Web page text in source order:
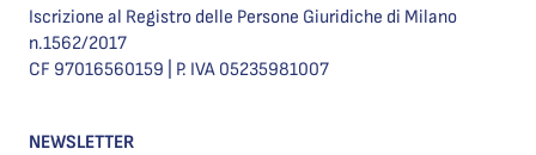
Iscrizione al Registro delle Persone Giuridiche di Milano
n.1562/2017
CF 97016560159 | P. IVA 05235981007
NEWSLETTER